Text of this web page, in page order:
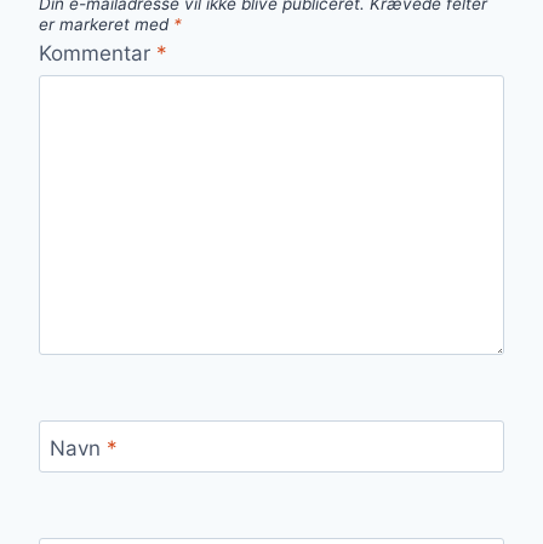
Din e-mailadresse vil ikke blive publiceret. Krævede felter
er markeret med *
Kommentar *
Navn *